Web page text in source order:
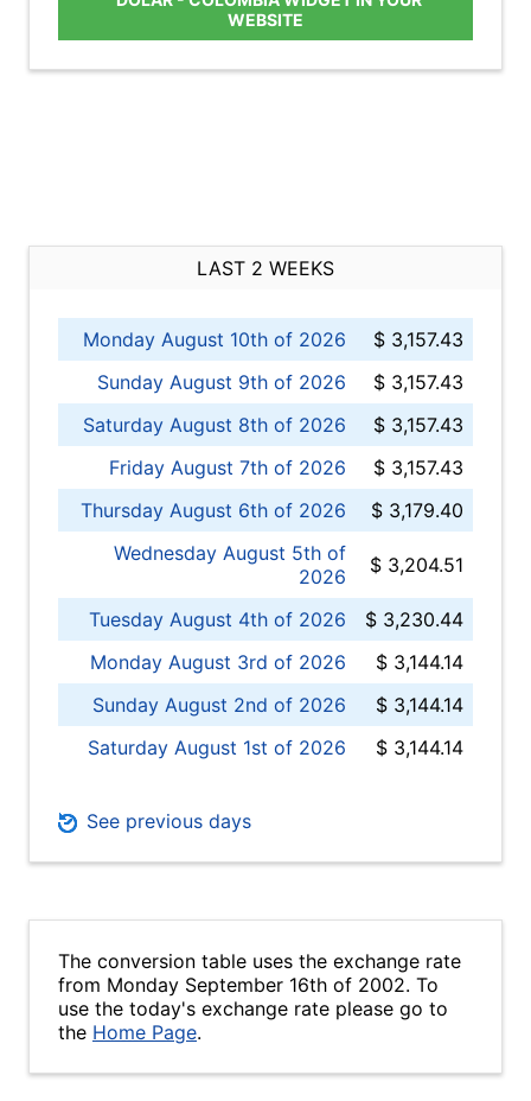
WEBSITE
LAST 2 WEEKS
Monday August 10th of 2026
$ 3,157.43
Sunday August 9th of 2026
$ 3,157.43
Saturday August 8th of 2026
$ 3,157.43
Friday August 7th of 2026
$ 3,157.43
Thursday August 6th of 2026
$ 3,179.40
Wednesday August 5th of
2026
$ 3,204.51
Tuesday August 4th of 2026
$ 3,230.44
Monday August 3rd of 2026
$ 3,144.14
Sunday August 2nd of 2026
$ 3,144.14
Saturday August 1st of 2026
$ 3,144.14
See previous days
The conversion table uses the exchange rate
from Monday September 16th of 2002. To
use the today's exchange rate please go to
the Home Page.